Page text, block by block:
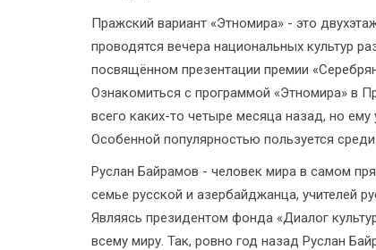
Пражский вариант «Этномира» - это
проводятся вечера национальных культур
посвящённом презентации премии
Ознакомиться с программой «Этномира» в
всего каких-то четыре месяца назад, но
Особенной популярностью пользуется
Руслан Байрамов - человек мира в самом
семье русской и азербайджанца, учителей
Являясь президентом фонда «Диалог
всему миру. Так, ровно год назад Руслан